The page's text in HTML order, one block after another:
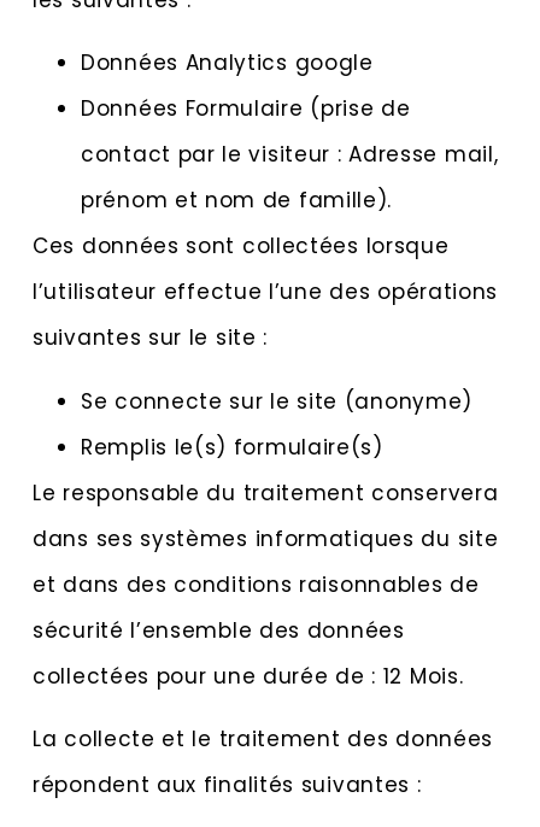
Données Analytics google
Données Formulaire (prise de
contact par le visiteur : Adresse mail,
prénom et nom de famille).
Ces données sont collectées lorsque
l’utilisateur effectue l’une des opérations
suivantes sur le site :
Se connecte sur le site (anonyme)
Remplis le(s) formulaire(s)
Le responsable du traitement conservera
dans ses systèmes informatiques du site
et dans des conditions raisonnables de
sécurité l’ensemble des données
collectées pour une durée de : 12 Mois.
La collecte et le traitement des données
répondent aux finalités suivantes :